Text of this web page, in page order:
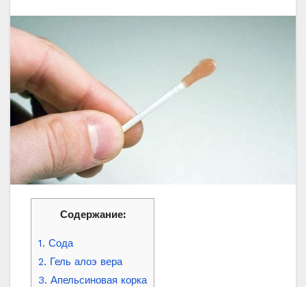
Содержание:
1. Сода
2. Гель алоэ вера
3. Апельсиновая корка